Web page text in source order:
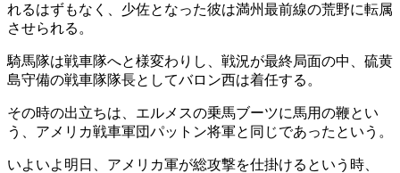
れるはずもなく、少佐となった彼は満州最前線の荒野に転属
させられる。
騎馬隊は戦車隊へと様変わりし、戦況が最終局面の中、硫黄
島守備の戦車隊隊長としてバロン西は着任する。
その時の出立ちは、エルメスの乗馬ブーツに馬用の鞭とい
う、アメリカ戦車軍団パットン将軍と同じであったという。
いよいよ明日、アメリカ軍が総攻撃を仕掛けるという時、